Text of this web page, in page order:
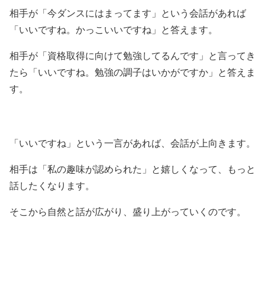
相手が「今ダンスにはまってます」という会話があれば
「いいですね。かっこいいですね」と答えます。
相手が「資格取得に向けて勉強してるんです」と言ってき
たら「いいですね。勉強の調子はいかがですか」と答えま
す。
「いいですね」という一言があれば、会話が上向きます。
相手は「私の趣味が認められた」と嬉しくなって、もっと
話したくなります。
そこから自然と話が広がり、盛り上がっていくのです。